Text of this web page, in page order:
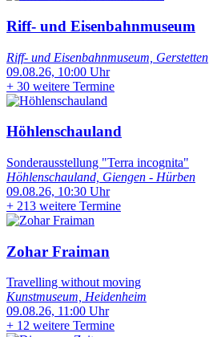
Riff- und Eisenbahnmuseum
Riff- und Eisenbahnmuseum, Gerstetten
09.08.26, 10:00 Uhr
+ 30 weitere Termine
Höhlenschauland
Sonderausstellung "Terra incognita"
Höhlenschauland, Giengen - Hürben
09.08.26, 10:30 Uhr
+ 213 weitere Termine
Zohar Fraiman
Travelling without moving
Kunstmuseum, Heidenheim
09.08.26, 11:00 Uhr
+ 12 weitere Termine